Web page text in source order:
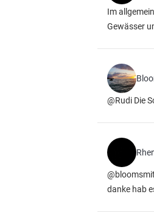
Im
Gewässer
@Rudi Die
danke hab